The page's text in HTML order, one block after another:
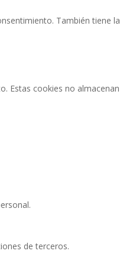
También tiene la
Estas cookies no almacenan
de terceros.